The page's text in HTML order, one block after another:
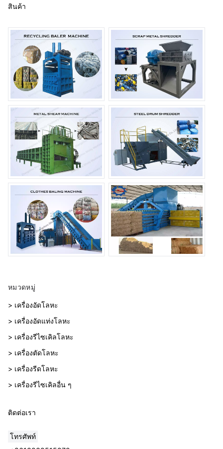
สินค้า
หมวดหมู่
> เครื่องอัดโลหะ
> เครื่องอัดแท่งโลหะ
> เครื่องรีไซเคิลโลหะ
> เครื่องตัดโลหะ
> เครื่องรีดโลหะ
> เครื่องรีไซเคิลอื่น ๆ
ติดต่อเรา
โทรศัพท์